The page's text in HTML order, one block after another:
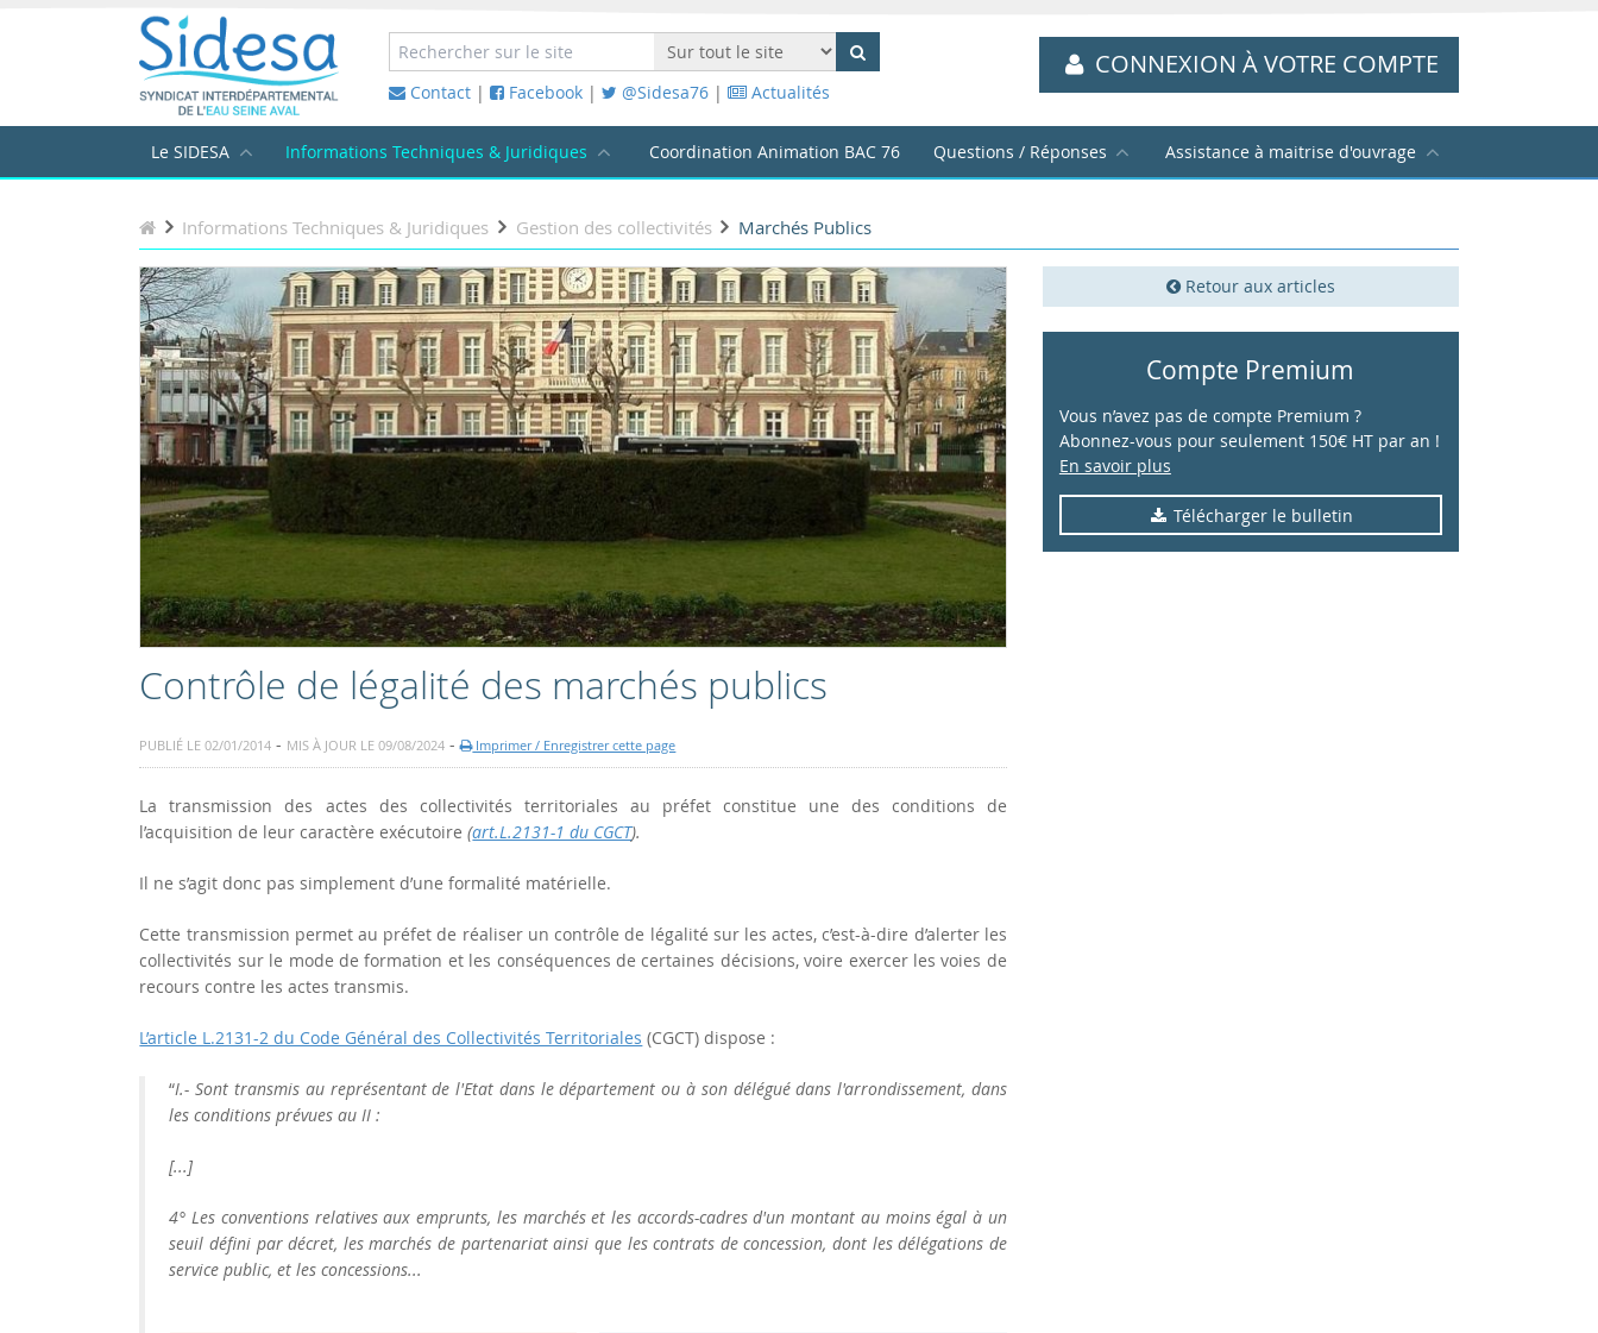
Contact | Facebook | @Sidesa76 | Actualités
CONNEXION À VOTRE COMPTE
Le SIDESA Informations Techniques & Juridiques Coordination Animation BAC 76 Questions / Réponses Assistance à maitrise d'ouvrage
Informations Techniques & Juridiques Gestion des collectivités Marchés Publics
Retour aux articles
Compte Premium
Vous n’avez pas de compte Premium ?
Abonnez-vous pour seulement 150€ HT par an !
En savoir plus
Télécharger le bulletin
Contrôle de légalité des marchés publics
PUBLIÉ LE 02/01/2014 - MIS À JOUR LE 09/08/2024 - Imprimer / Enregistrer cette page
La transmission des actes des collectivités territoriales au préfet constitue une des conditions de
l’acquisition de leur caractère exécutoire(art.L.2131-1 du CGCT).
Il ne s’agit donc pas simplement d’une formalité matérielle.
Cette transmission permet au préfet de réaliser un contrôle de légalité sur les actes, c’est-à-dire d’alerter les
collectivités sur le mode de formation et les conséquences de certaines décisions, voire exercer les voies de
recours contre les actes transmis.
L’article L.2131-2 du Code Général des Collectivités Territoriales (CGCT) dispose :
“I.- Sont transmis au représentant de l'Etat dans le département ou à son délégué dans l'arrondissement, dans
les conditions prévues au II :
[...]
4° Les conventions relatives aux emprunts, les marchés et les accords-cadres d'un montant au moins égal à un
seuil défini par décret, les marchés de partenariat ainsi que les contrats de concession, dont les délégations de
service public, et les concessions...